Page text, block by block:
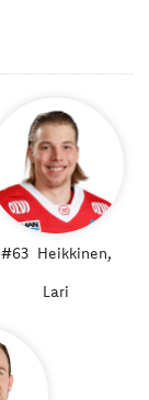
#63 Heikkinen,
Lari